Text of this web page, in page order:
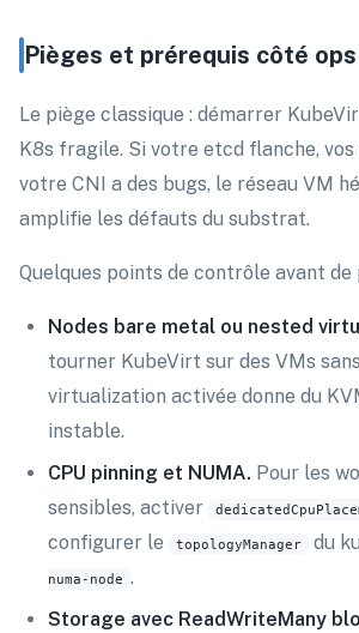
Pièges et prérequis côté ops
Le piège classique : démarrer
K8s fragile. Si votre etcd flanche, vos
votre CNI a des bugs, le réseau VM
amplifie les défauts du substrat.
Quelques points de contrôle avant de
Nodes bare metal ou nested
tourner KubeVirt sur des VMs
virtualization activée donne du
instable.
CPU pinning et NUMA. Pour les
sensibles, activer
configurer le
topologyManager du
numa-node .
Storage avec ReadWriteMany